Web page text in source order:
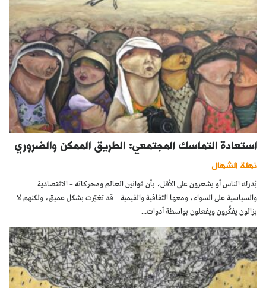
استعادة التماسك المجتمعي: الطريق الممكن والضروري
نهلة الشهال
يُدرك الناس أو يشعرون على الأقل، بأن قوانين العالم ومحركاته – الاقتصادية
والسياسية على السواء، ومعها الثقافية والقيمية – قد تغيّرت بشكل عميق، ولكنهم لا
يزالون يفكِّرون ويفعلون بواسطة أدوات...